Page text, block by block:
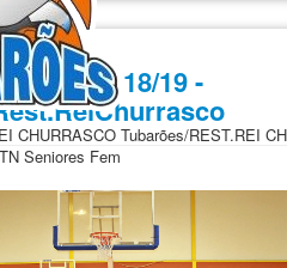
CHURRASCOTubarões/REST.REI
Seniores Fem
18/19 -